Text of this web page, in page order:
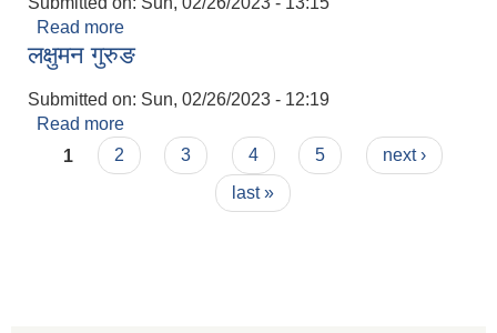
Read more
लक्षुमन गुरुङ
Submitted on: Sun, 02/26/2023 - 12:19
Read more
Pages
1 2 3 4 5
next ›
last »